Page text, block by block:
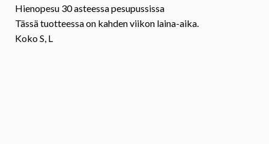
Hienopesu 30 asteessa pesupussissa
Tässä tuotteessa on kahden viikon laina-aika.
KokoS, L